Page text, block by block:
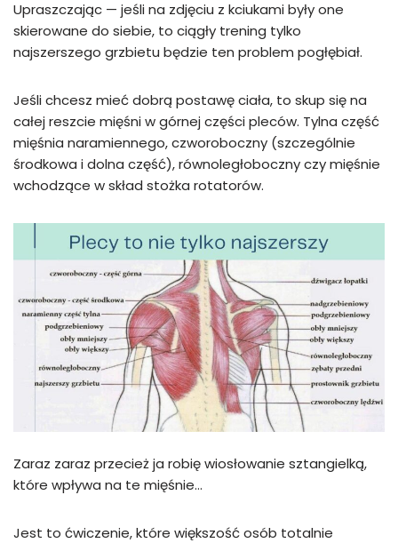
Upraszczając — jeśli na zdjęciu z kciukami były one
skierowane do siebie, to ciągły trening tylko
najszerszego grzbietu będzie ten problem pogłębiał.
Jeśli chcesz mieć dobrą postawę ciała, to skup się na
całej reszcie mięśni w górnej części pleców. Tylna część
mięśnia naramiennego, czworoboczny (szczególnie
środkowa i dolna część), równoległoboczny czy mięśnie
wchodzące w skład stożka rotatorów.
Zaraz zaraz przecież ja robię wiosłowanie sztangielką,
które wpływa na te mięśnie…
Jest to ćwiczenie, które większość osób totalnie